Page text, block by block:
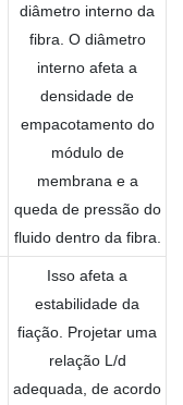
diâmetro interno da
fibra. O diâmetro
interno afeta a
densidade de
empacotamento do
módulo de
membrana e a
queda de pressão do
fluido dentro da fibra.
Isso afeta a
estabilidade da
fiação. Projetar uma
relação L/d
adequada, de acordo